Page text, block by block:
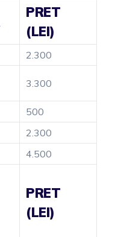
PRET
(LEI)
2.300
3.300
500
2.300
4.500
PRET
(LEI)